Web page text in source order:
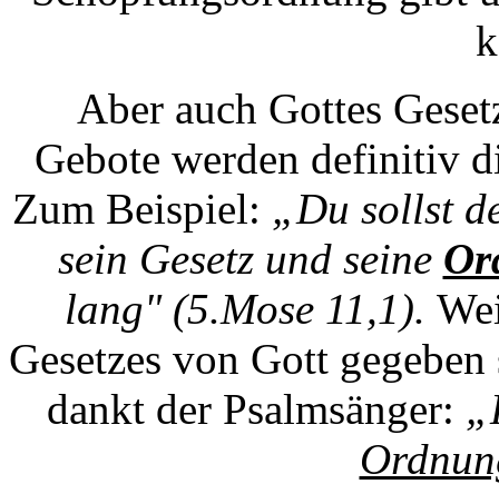
Aber auch Gottes
Gebote werden definitiv
Zum Beispiel: „Du sollst
sein Gesetz und seine
lang" (5.Mose 11,1).
Gesetzes von Gott
dankt der Psalmsänger: